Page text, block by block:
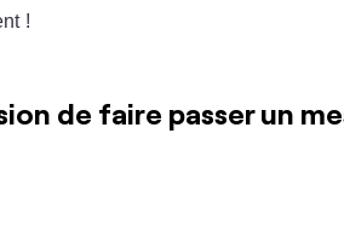
!
de faire passer un